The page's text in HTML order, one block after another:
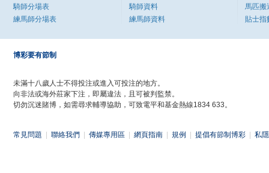
騎師分場表
練馬師分場表
騎師資料
練馬師資料
馬匹搬
貼士指
博彩要有節制
未滿十八歲人士不得投注或進入可投注的地方。
向非法或海外莊家下注，即屬違法，且可被判監禁。
切勿沉迷賭博，如需尋求輔導協助，可致電平和基金熱線1834 633。
常見問題 聯絡我們 傳媒專用區 網頁指南 規例 提倡有節制博彩 私